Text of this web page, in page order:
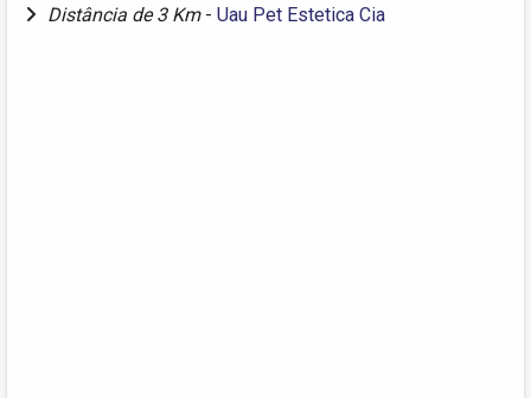
Distância de 3 Km - Uau Pet Estetica Cia